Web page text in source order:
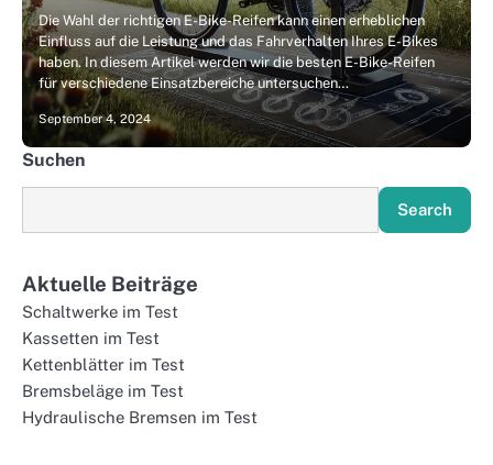
Die Wahl der richtigen E-Bike-Reifen kann einen erheblichen
Einfluss auf die Leistung und das Fahrverhalten Ihres E-Bikes
haben. In diesem Artikel werden wir die besten E-Bike-Reifen
für verschiedene Einsatzbereiche untersuchen…
September 4, 2024
Suchen
Search
Aktuelle Beiträge
Schaltwerke im Test
Kassetten im Test
Kettenblätter im Test
Bremsbeläge im Test
Hydraulische Bremsen im Test